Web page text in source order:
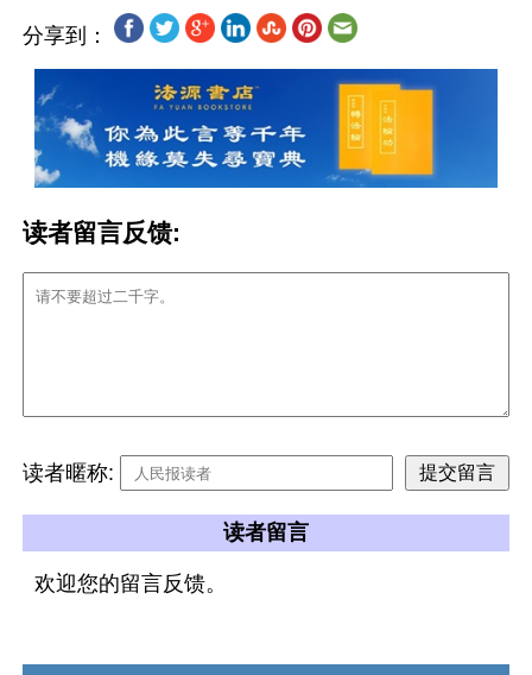
分享到：
读者留言反馈:
读者暱称:
读者留言
欢迎您的留言反馈。